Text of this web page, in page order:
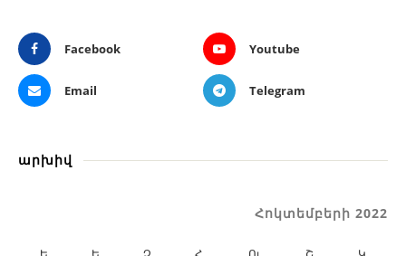
Facebook Youtube
Email Telegram
արխիվ
Հոկտեմբերի 2022